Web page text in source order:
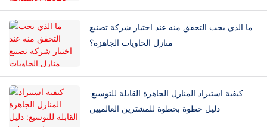
ما الذي يجب التحقق منه عند اختيار شركة تصنيع
منازل الحاويات الجاهزة؟
كيفية استيراد المنازل الجاهزة القابلة للتوسيع:
دليل خطوة بخطوة للمشترين العالميين